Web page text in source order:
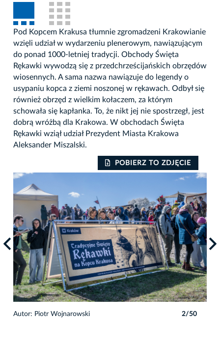
Pod Kopcem Krakusa tłumnie zgromadzeni Krakowianie
wzięli udział w wydarzeniu plenerowym, nawiązującym
do ponad 1000-letniej tradycji. Obchody Święta
Rękawki wywodzą się z przedchrześcijańskich obrzędów
wiosennych. A sama nazwa nawiązuje do legendy o
usypaniu kopca z ziemi noszonej w rękawach. Odbył się
również obrzęd z wielkim kołaczem, za którym
schowała się kapłanka. To, że nikt jej nie spostrzegł, jest
dobrą wróżbą dla Krakowa. W obchodach Święta
Rękawki wziął udział Prezydent Miasta Krakowa
Aleksander Miszalski.
POBIERZ TO ZDJĘCIE
Autor: Piotr Wojnarowski 2/50